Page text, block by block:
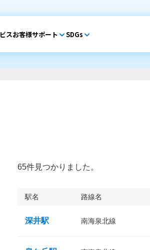
スお客様サポート SDGs
65件見つかりました。
駅名 路線名
深井駅 南海泉北線